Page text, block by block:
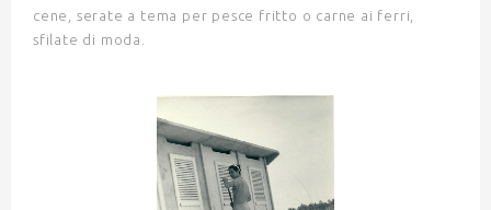
cene, serate a tema per pesce fritto o carne ai ferri,
sfilate di moda.